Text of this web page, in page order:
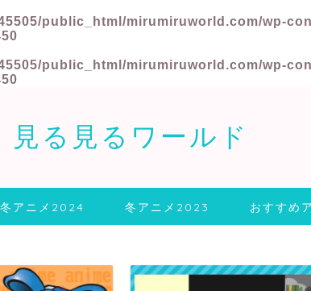
public_html/mirumiruworld.com/wp-
public_html/mirumiruworld.com/wp-
見る見るワールド
冬アニメ2024 冬アニメ2023 おすすめ